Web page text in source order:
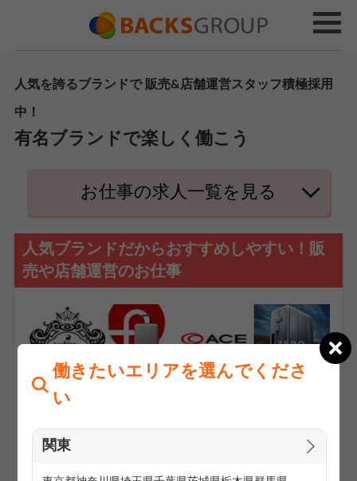
働きたいエリアを選んでくださ
い
関東
人気を誇るブランドで 販売&店舗運営スタッフ積極採用
中！
有名ブランドで楽しく働こう
お仕事の求人一覧を見る
人気ブランドだからおすすめしやすい！販
売や店舗運営のお仕事